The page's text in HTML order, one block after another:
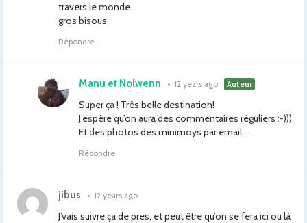
travers le monde.
gros bisous
Répondre
Manu et Nolwenn • 12 years ago Auteur
Super ça ! Très belle destination!
J’espère qu’on aura des commentaires réguliers :-)))
Et des photos des minimoys par email…
Répondre
jibus • 12 years ago
J’vais suivre ça de pres, et peut être qu’on se fera ici ou là